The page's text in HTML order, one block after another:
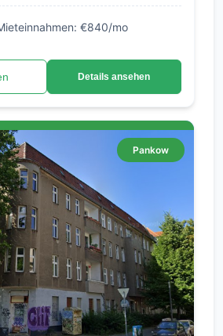
€840/mo
Details ansehen
Pankow